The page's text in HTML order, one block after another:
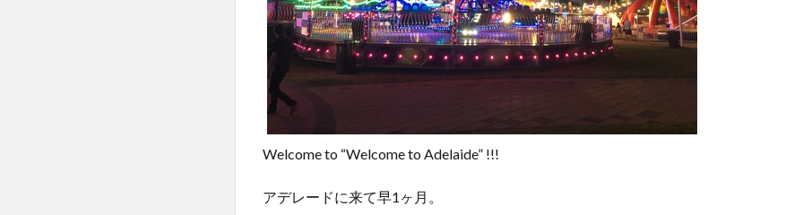
Welcome to “Welcome to Adelaide” !!!
アデレードに来て早1ヶ月。